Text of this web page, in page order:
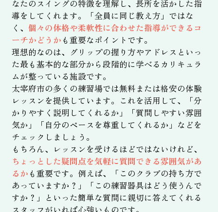
なたのスイングの特徴を理解し、長所を活かした指
導をしてくれます。「全員に同じ教え方」ではな
く、 個々の体格や柔軟性に合わせた指導ができるコ
ーチかどうか も重要なポイントです。
理想的なのは、グリップの握り方やアドレスといっ
た最も基本的な部分から段階的に学べるカリキュラ
ムが整っている施設です。
太宰府市の多くの練習場では無料または格安の体験
レッスンを提供しています。これを活用して、「分
かりやすく説明してくれるか」「質問しやすい雰囲
気か」「自分のペースを尊重してくれるか」などを
チェックしましょう。
もちろん、レッスンを受けるほどではないけれど、
ちょっとした疑問点を気軽に質問できる雰囲気があ
るか も重要です。例えば、「このクラブの持ち方で
あっていますか？」「この練習器具はどう使うんで
すか？」といった簡単な質問に親切に答えてくれる
スタッフがいれば心強いものです。